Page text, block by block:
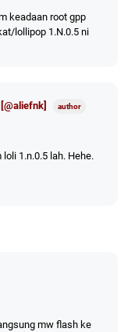
keadaan root gpp
lollipop 1.N.0.5 ni
1.n.0.5 lah. Hehe.
mw flash ke